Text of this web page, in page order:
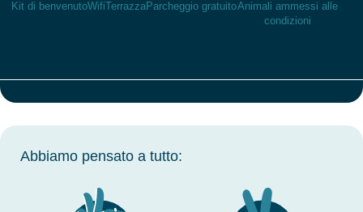
Kit di benvenutoWifi TerrazzaParcheggio gratuitoAnimali ammessi alle
condizioni
Abbiamo pensato a tutto: